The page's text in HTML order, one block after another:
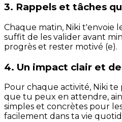
3. Rappels et tâches
Chaque matin, Niki t'envoie
suffit de les valider avant
progrès et rester motivé (e).
4. Un impact clair et
Pour chaque activité, Niki
que tu peux en attendre,
simples et concrètes pour
facilement dans ta vie